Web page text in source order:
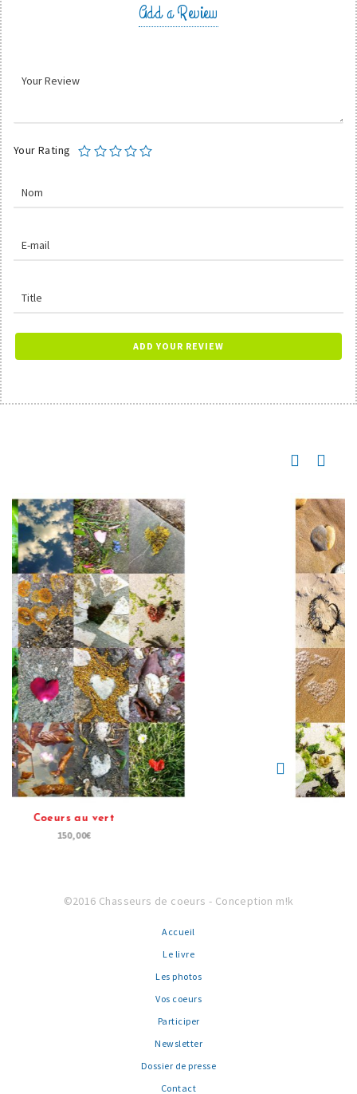
Add a Review
Your Rating
©2016 Chasseurs de coeurs - Conception m!k
Accueil
Le livre
Les photos
Vos coeurs
Participer
Newsletter
Dossier de presse
Contact